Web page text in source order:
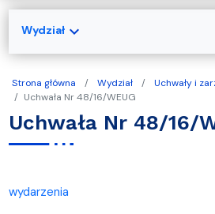
Strona główna Wydział
Uchwały i
Uchwała Nr 48/16/WEUG
Uchwała Nr 48/16/
wydarzenia
Wydziałexpand_more